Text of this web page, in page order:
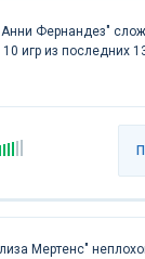
Фернандез"
игр из последних
Мертенс"